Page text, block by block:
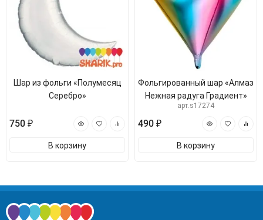
Шар из фольги «Полумесяц
Серебро»
750 ₽
В корзину
Фольгированный шар «Алмаз
Нежная радуга Градиент»
арт.s17274
490 ₽
В корзину